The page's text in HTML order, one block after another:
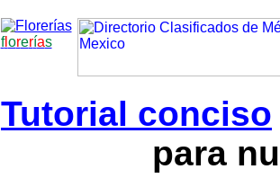
florerías
Tutorial conciso
para